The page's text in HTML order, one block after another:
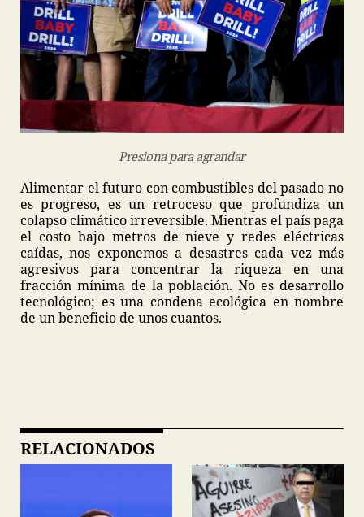
Presiona para agrandar
Alimentar el futuro con combustibles del pasado no
es progreso, es un retroceso que profundiza un
colapso climático irreversible. Mientras el país paga
el costo bajo metros de nieve y redes eléctricas
caídas, nos exponemos a desastres cada vez más
agresivos para concentrar la riqueza en una
fracción mínima de la población. No es desarrollo
tecnológico; es una condena ecológica en nombre
de un beneficio de unos cuantos.
RELACIONADOS